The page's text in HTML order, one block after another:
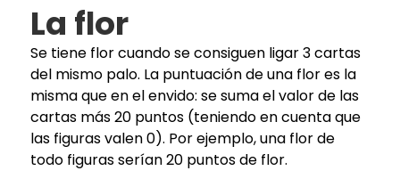
La flor
Se tiene flor cuando se consiguen ligar 3 cartas
del mismo palo. La puntuación de una flor es la
misma que en el envido: se suma el valor de las
cartas más 20 puntos (teniendo en cuenta que
las figuras valen 0). Por ejemplo, una flor de
todo figuras serían 20 puntos de flor.